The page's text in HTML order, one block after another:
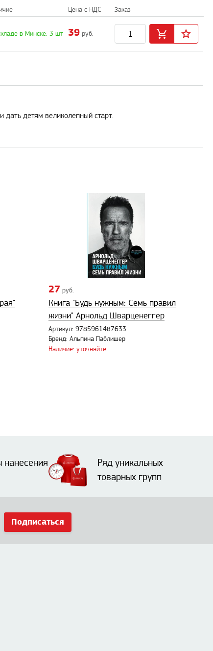
Цена с НДС Заказ
в Минске: 3 шт 39 руб.
детям великолепный старт.
27 руб.
Книга "Будь нужным: Семь правил
жизни" Арнольд Шварценеггер
Артикул: 9785961487633
Бренд: Альпина Паблишер
Наличие: уточняйте
нанесения
Ряд уникальных
товарных групп
Подписаться